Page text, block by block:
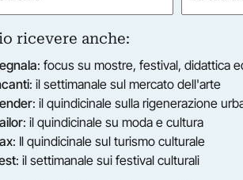
di Catania.
di Filippa Adornetto,
vincitori della call
Academies selezionati tra 12
Colin (presidente di giuria,
– Corriere della Sera);
progetto, artista e docente
Camporesi, fotografa e artista;
ricevere anche:
: focus su mostre, festival, didattica
: il settimanale sul mercato dell'arte
: il quindicinale sulla rigenerazione
: il quindicinale su moda e cultura
: Il quindicinale sul turismo culturale
: il settimanale sui festival culturali